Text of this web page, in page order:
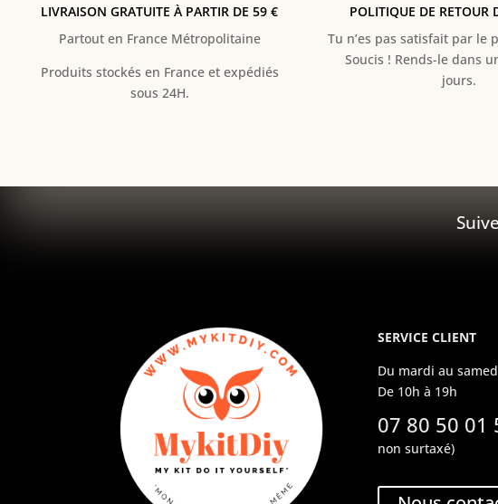
LIVRAISON GRATUITE À PARTIR DE 59 €
Partout en France Métropolitaine
Produits stockés en France et expédiés
sous 24H.
POLITIQUE DE RETOUR
Tu n’es pas satisfait par le
Soucis ! Rends-le dans
jours.
SERVICE CLIENT
Du mardi au
De 10h à 19h
07 80 50 01
non surtaxé)